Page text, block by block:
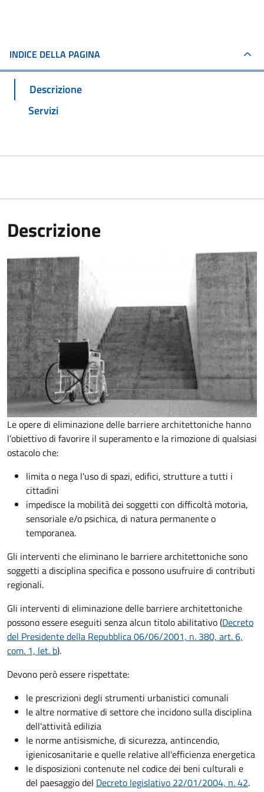
INDICE DELLA PAGINA
Descrizione
Servizi
Descrizione
Le opere di eliminazione delle barriere architettoniche hanno
l’obiettivo di favorire il superamento e la rimozione di qualsiasi
ostacolo che:
limita o nega l'uso di spazi, edifici, strutture a tutti i
cittadini
impedisce la mobilità dei soggetti con difficoltà motoria,
sensoriale e/o psichica, di natura permanente o
temporanea.
Gli interventi che eliminano le barriere architettoniche sono
soggetti a disciplina specifica e possono usufruire di contributi
regionali.
Gli interventi di eliminazione delle barriere architettoniche
possono essere eseguiti senza alcun titolo abilitativo (Decreto
del Presidente della Repubblica 06/06/2001, n. 380, art. 6,
com. 1, let. b).
Devono però essere rispettate:
le prescrizioni degli strumenti urbanistici comunali
le altre normative di settore che incidono sulla disciplina
dell'attività edilizia
le norme antisismiche, di sicurezza, antincendio,
igienicosanitarie e quelle relative all'efficienza energetica
le disposizioni contenute nel codice dei beni culturali e
del paesaggio del Decreto legislativo 22/01/2004, n. 42.